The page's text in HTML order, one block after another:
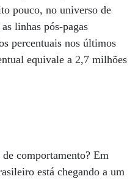
pouco, no universo de
linhas pós-pagas
percentuais nos últimos
equivale a 2,7 milhões
comportamento? Em
está chegando a um